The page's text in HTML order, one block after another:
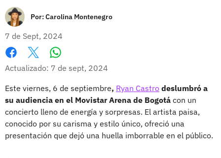
Por:Carolina Montenegro
7 de Sept, 2024
Facebook
X
Actualizado: 7 de sept, 2024
Este viernes, 6 de septiembre, Ryan Castro deslumbró a
su audiencia en el Movistar Arena de Bogotá con un
concierto lleno de energía y sorpresas. El artista paisa,
conocido por su carisma y estilo único, ofreció una
presentación que dejó una huella imborrable en el público.